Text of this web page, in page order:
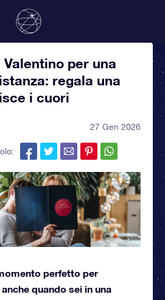
Valentino per una
regala una
i cuori
27 Gen 2026
perfetto per
quando sei in una